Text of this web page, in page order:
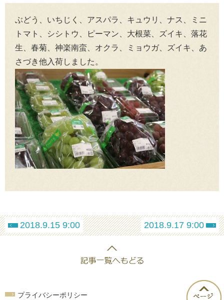
ぶどう、いちじく、アスパラ、キュウリ、ナス、ミニ
トマト、シシトウ、ピーマン、大根菜、ズイキ、落花
生、春菊、神楽南蛮、オクラ、ミョウガ、ズイキ、あ
さづき他入荷しました。
2018.9.15 9:00 2018.9.17 9:00
プライバシーポリシー